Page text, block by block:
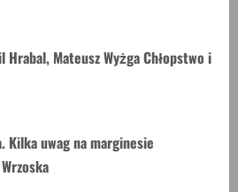
Hrabal, Mateusz Wyżga Chłopstwo i
uwag na marginesie